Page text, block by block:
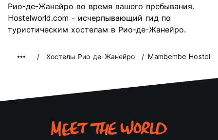
Рио-де-Жанейро во время вашего пребывания.
Hostelworld.com - исчерпывающий гид по
туристическим хостелам в Рио-де-Жанейро.
Хостелы Рио-де-Жанейро Mambembe Hostel